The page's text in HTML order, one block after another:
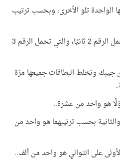
الواحدة تلو الأخرى، وبحسب ترتيب
التي تحمل الرقم 1 أوّلًا، والتي تحمل الرقم 2 ثانيًا، والتي تحمل الرقم 3
وتخلط البطاقات جميعها مرّة
بحسب ترتيبهما هو واحد من
على التوالي هو واحد من ألف..